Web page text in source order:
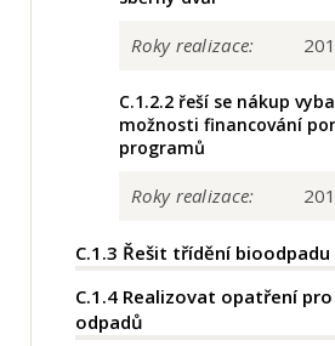
Roky realizace:
C.1.2.2 řeší se nákup
možnosti financování
programů
Roky realizace:
C.1.3 Řešit třídění bioodpadu
C.1.4 Realizovat opatření
odpadů